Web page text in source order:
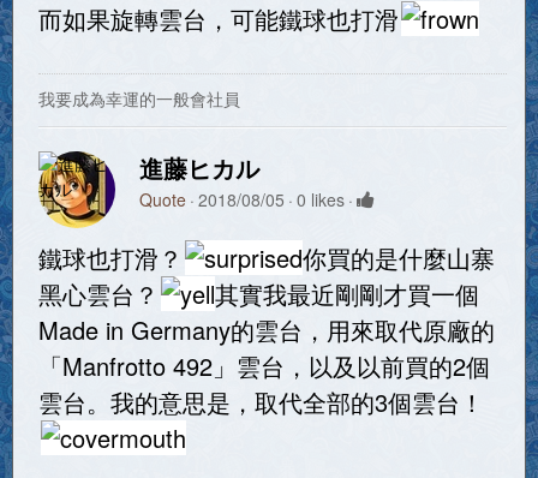
而如果旋轉雲台，可能鐵球也打滑
我要成為幸運的一般會社員
進藤ヒカル
Quote 2018/08/05 0 likes
鐵球也打滑？
你買的是什麼山寨
黑心雲台？
其實我最近剛剛才買一個
Made in Germany的雲台，用來取代原廠的
「Manfrotto 492」雲台，以及以前買的2個
雲台。我的意思是，取代全部的3個雲台！